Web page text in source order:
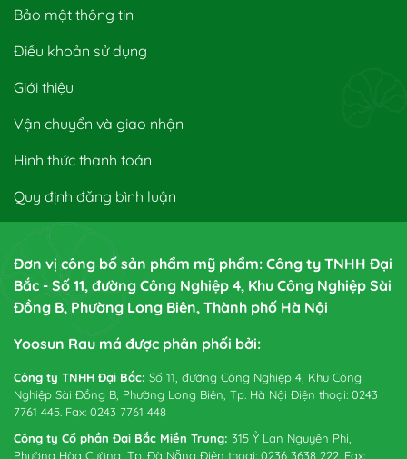
Bảo mật thông tin
Điều khoản sử dụng
Giới thiệu
Vận chuyển và giao nhận
Hình thức thanh toán
Quy định đăng bình luận
Đơn vị công bố sản phẩm mỹ phẩm: Công ty TNHH Đại
Bắc - Số 11, đường Công Nghiệp 4, Khu Công Nghiệp Sài
Đồng B, Phường Long Biên, Thành phố Hà Nội
Yoosun Rau má được phân phối bởi:
Công ty TNHH Đại Bắc: Số 11, đường Công Nghiệp 4, Khu Công
Nghiệp Sài Đồng B, Phường Long Biên, Tp. Hà Nội Điện thoại: 0243
7761 445. Fax: 0243 7761 448
Công ty Cổ phần Đại Bắc Miền Trung: 315 Ỷ Lan Nguyên Phi,
Phường Hòa Cường, Tp. Đà Nẵng Điện thoại: 0236 3638 222. Fax: